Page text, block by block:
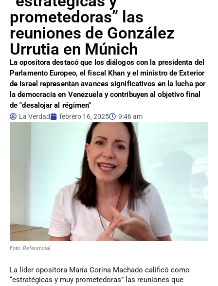
prometedoras” las
reuniones de González
Urrutia en Múnich
La opositora destacó que los diálogos con la presidenta del
Parlamento Europeo, el fiscal Khan y el ministro de Exterior
de Israel representan avances significativos en la lucha por
la democracia en Venezuela y contribuyen al objetivo final
de "desalojar al régimen"
La Verdad febrero 16, 2025 9:46 am
Foto: Referencial
La líder opositora María Corina Machado calificó como
“estratégicas y muy prometedoras” las reuniones que